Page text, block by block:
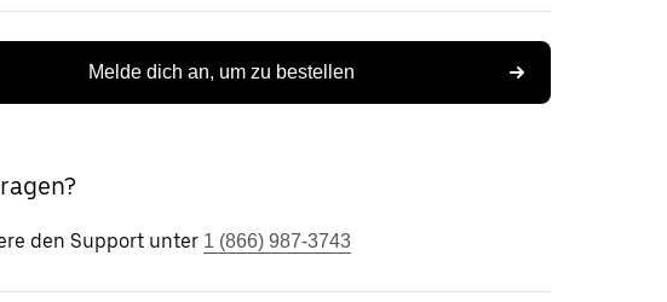
Melde dich an, um zu bestellen
den Support unter 1 (866) 987-3743